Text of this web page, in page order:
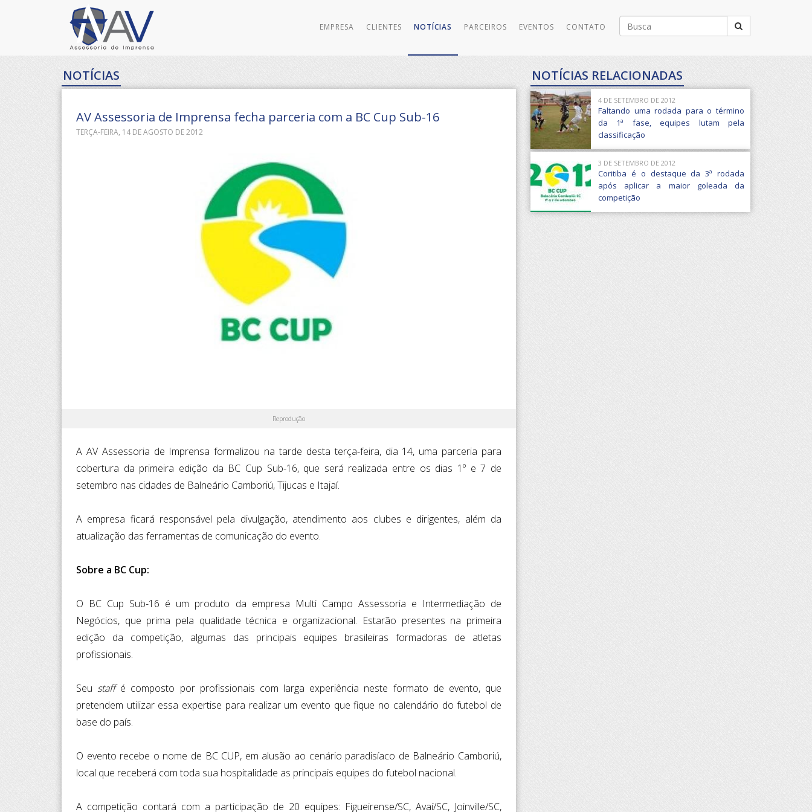
Buscar
por:
EMPRESA CLIENTES NOTÍCIAS PARCEIROS EVENTOS CONTATO
NOTÍCIAS
AV Assessoria de Imprensa fecha parceria com a BC Cup Sub-16
TERÇA-FEIRA, 14 DE AGOSTO DE 2012
Reprodução
A AV Assessoria de Imprensa formalizou na tarde desta terça-feira, dia 14, uma parceria para
cobertura da primeira edição da BC Cup Sub-16, que será realizada entre os dias 1º e 7 de
setembro nas cidades de Balneário Camboriú, Tijucas e Itajaí.
A empresa ficará responsável pela divulgação, atendimento aos clubes e dirigentes, além da
atualização das ferramentas de comunicação do evento.
Sobre a BC Cup:
O BC Cup Sub-16 é um produto da empresa Multi Campo Assessoria e Intermediação de
Negócios, que prima pela qualidade técnica e organizacional. Estarão presentes na primeira
edição da competição, algumas das principais equipes brasileiras formadoras de atletas
profissionais.
Seu staffé composto por profissionais com larga experiência neste formato de evento, que
pretendem utilizar essa expertise para realizar um evento que fique no calendário do futebol de
base do país.
O evento recebe o nome de BC CUP, em alusão ao cenário paradisíaco de Balneário Camboriú,
local que receberá com toda sua hospitalidade as principais equipes do futebol nacional.
A competição contará com a participação de 20 equipes: Figueirense/SC, Avaí/SC, Joinville/SC,
NOTÍCIAS RELACIONADAS
4 DE SETEMBRO DE 2012
Faltando uma rodada para o término
da 1ª fase, equipes lutam pela
classificação
3 DE SETEMBRO DE 2012
Coritiba é o destaque da 3ª rodada
após aplicar a maior goleada da
competição